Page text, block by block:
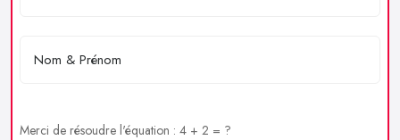
Merci de résoudre l'équation : 4 + 2 = ?